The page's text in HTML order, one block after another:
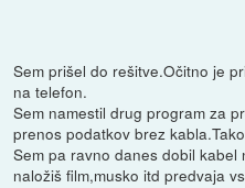
Sem prišel do rešitve.Očitno je
na telefon.
Sem namestil drug program za
prenos podatkov brez
Sem pa ravno danes dobil
naložiš film,musko itd predvaja